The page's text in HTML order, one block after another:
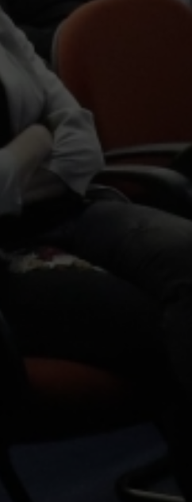
você